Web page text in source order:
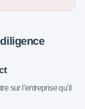
sur l'entreprise qu'il